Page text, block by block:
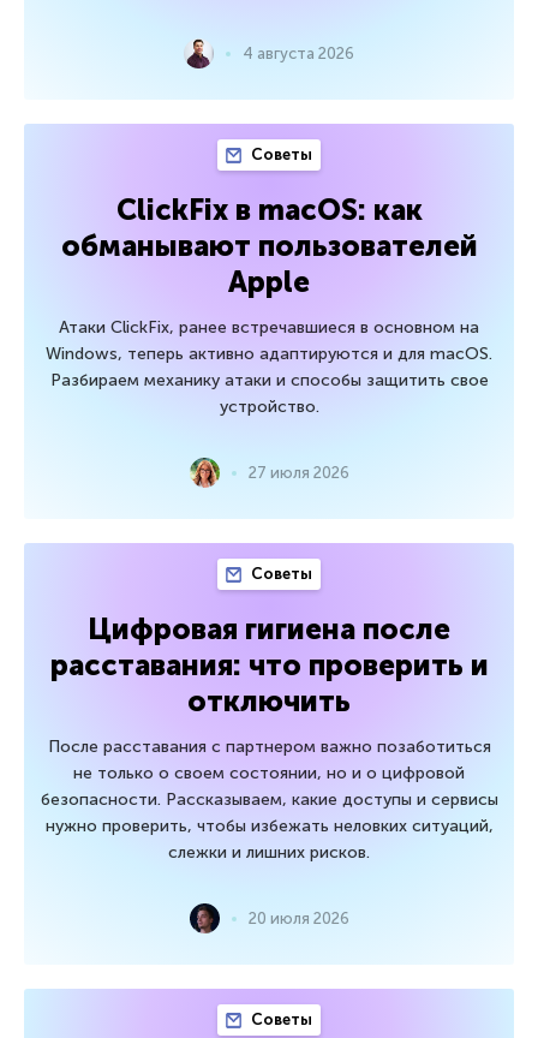
4 августа 2026
Советы
ClickFix в macOS: как
обманывают пользователей
Apple
Атаки ClickFix, ранее встречавшиеся в основном на
Windows, теперь активно адаптируются и для macOS.
Разбираем механику атаки и способы защитить свое
устройство.
27 июля 2026
Советы
Цифровая гигиена после
расставания: что проверить и
отключить
После расставания с партнером важно позаботиться
не только о своем состоянии, но и о цифровой
безопасности. Рассказываем, какие доступы и сервисы
нужно проверить, чтобы избежать неловких ситуаций,
слежки и лишних рисков.
20 июля 2026
Советы